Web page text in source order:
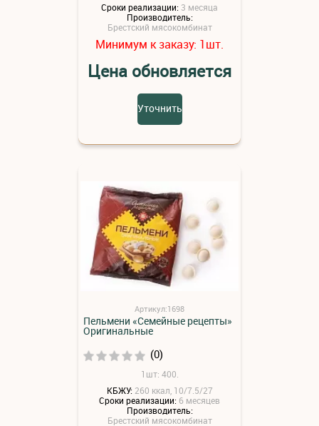
Сроки реализации: 3 месяца
Производитель:
Брестский мясокомбинат
Минимум к заказу: 1шт.
Цена обновляется
Уточнить
Артикул:1698
Пельмени «Семейные рецепты»
Оригинальные
(0)
1шт: 400.
КБЖУ: 260 ккал, 10/7.5/27
Сроки реализации: 6 месяцев
Производитель:
Брестский мясокомбинат